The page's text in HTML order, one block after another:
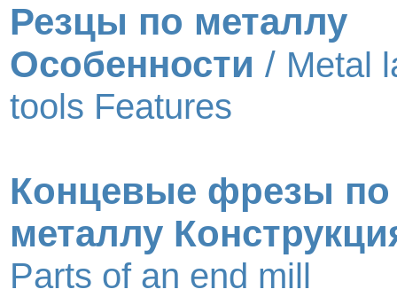
Резцы по металлу
Особенности / Metal
tools Features
Концевые фрезы по
металлу
Parts of an end mill